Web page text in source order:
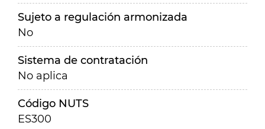
Sujeto a regulación armonizada
No
Sistema de contratación
No aplica
Código NUTS
ES300